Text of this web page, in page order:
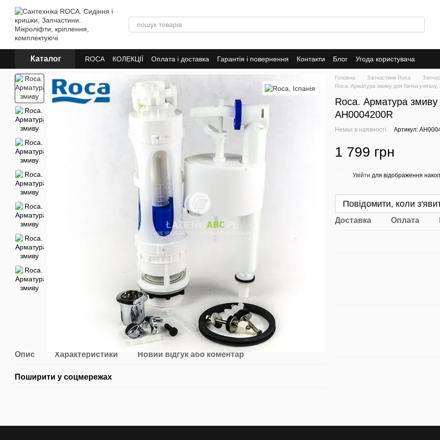
Перейти до основного контенту
Каталог ROCA КОЛЕКЦІЇ Оплата і доставка Гарантія і повернення Контакти Блог Угода користувача
Опис Характеристики Новий відгук або коментар
Поширити у соцмережах
Головна Запчастини Roca
Roca. Арматура змиву для бачка
Roca. Арматура змиву
AH0004200R
Немає в наявності Артикул:
1 799 грн
Увійти для відображення
Повідомити, коли
Доставка Оплата